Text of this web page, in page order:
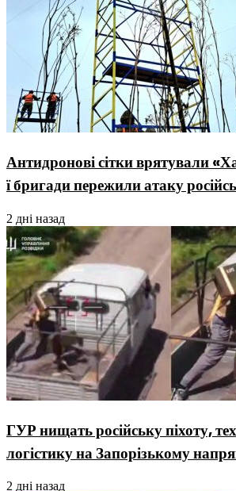
Антидронові сітки врятували
ї бригади пережили атаку
2 дні назад
ГУР нищать російську піхоту,
логістику на Запорізькому
2 дні назад